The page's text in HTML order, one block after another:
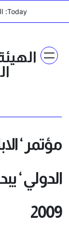
Today: الخميس, أغسطس 6 2026
مؤتمر ‘
2009